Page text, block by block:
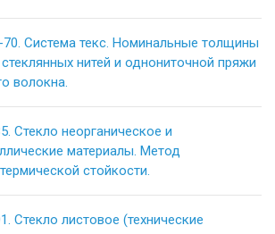
Система текс. Номинальные толщины
нитей и однониточной пряжи
волокна.
Стекло неорганическое и
материалы. Метод
стойкости.
Cтекло листовое (технические